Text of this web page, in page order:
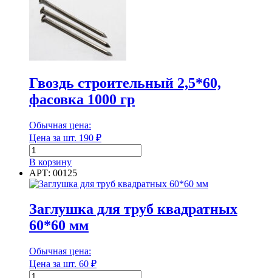
Диаметр
Диаметр наружный
Диаметр наружный
Диаметр внутренний
Гвоздь строительный 2,5*60,
фасовка 1000 гр
Обычная цена:
Цена за шт. 190 ₽
Количество
товара
Гвоздь
строительный
2,5*60,
фасовка
1000
гр
В корзину
АРТ: 00125
Заглушка для труб квадратных
60*60 мм
Обычная цена:
Цена за шт. 60 ₽
Количество